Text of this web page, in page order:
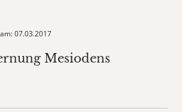
07.03.2017
Mesiodens